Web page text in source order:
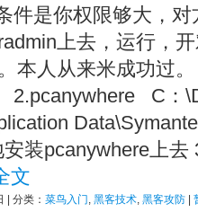
是你权限够大，对
上去，运行，
本人从来米成功过
2.pcanywhere C：
装pcanywhere上
文
| 分类： 菜鸟入门, 黑客技术, 黑客攻防